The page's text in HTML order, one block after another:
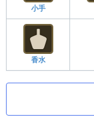
小手
香水